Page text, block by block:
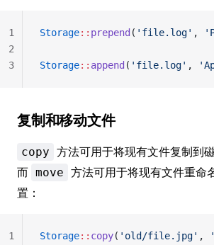
Storage:: prepend ( 'file.log' ,
Storage:: append ( 'file.log' ,
1
2
3
复制和移动文件
copy 方法可用于将现有文件复制到
而 move 方法可用于将现有文件重命
置：
Storage:: copy( 'old/file.jpg' ,
1